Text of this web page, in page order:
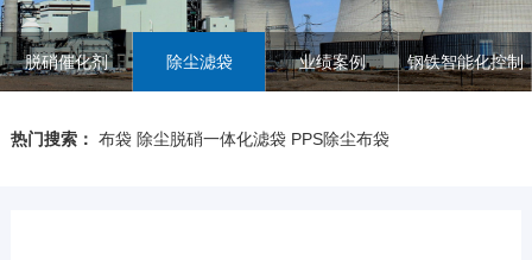
脱硝催化剂 除尘滤袋 业绩案例 钢铁智能化控制
热门搜索： 布袋 除尘脱硝一体化滤袋 PPS除尘布袋